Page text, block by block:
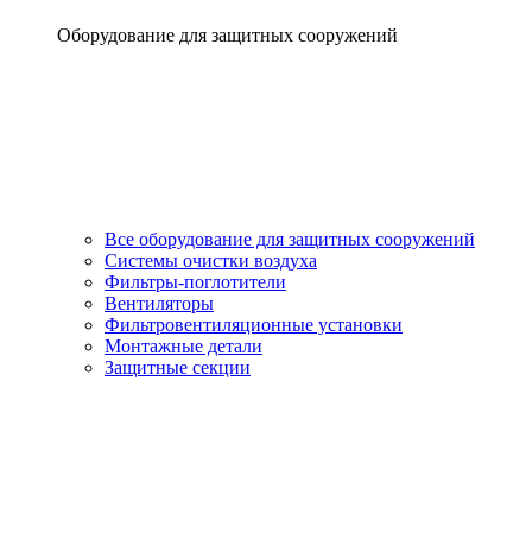
Оборудование для защитных сооружений
Все оборудование для защитных сооружений
Системы очистки воздуха
Фильтры-поглотители
Вентиляторы
Фильтровентиляционные установки
Монтажные детали
Защитные секции